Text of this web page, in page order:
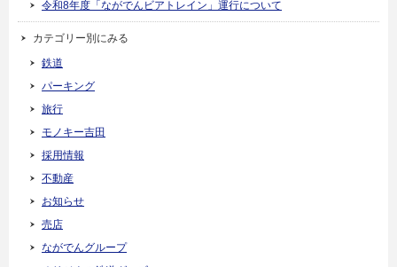
令和8年度「ながでんビアトレイン」運行について
カテゴリー別にみる
鉄道
パーキング
旅行
モノキー吉田
採用情報
不動産
お知らせ
売店
ながでんグループ